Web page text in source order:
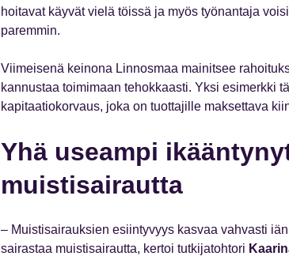
hoitavat käyvät vielä töissä ja myös työnantaja
paremmin.
Viimeisenä keinona Linnosmaa mainitsee
kannustaa toimimaan tehokkaasti. Yksi esimerkki
kapitaatiokorvaus, joka on tuottajille maksettava
Yhä useampi
muistisairautta
– Muistisairauksien esiintyvyys kasvaa vahvasti
sairastaa muistisairautta, kertoi tutkijatohtori